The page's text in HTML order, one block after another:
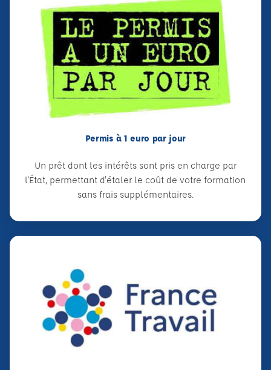
Permis à 1 euro par jour
Un prêt dont les intérêts sont pris en charge par
l'État, permettant d'étaler le coût de votre formation
sans frais supplémentaires.